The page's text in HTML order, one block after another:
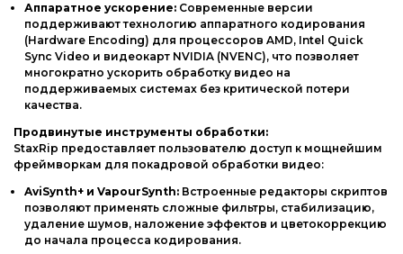
Аппаратное ускорение: Современные версии
поддерживают технологию аппаратного кодирования
(Hardware Encoding) для процессоров AMD, Intel Quick
Sync Video и видеокарт NVIDIA (NVENC), что позволяет
многократно ускорить обработку видео на
поддерживаемых системах без критической потери
качества.
Продвинутые инструменты обработки:
StaxRip предоставляет пользователю доступ к мощнейшим
фреймворкам для покадровой обработки видео:
AviSynth+ и VapourSynth: Встроенные редакторы скриптов
позволяют применять сложные фильтры, стабилизацию,
удаление шумов, наложение эффектов и цветокоррекцию
до начала процесса кодирования.